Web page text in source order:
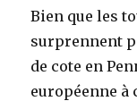
Bien que les
surprennent
de cote en
européenne à